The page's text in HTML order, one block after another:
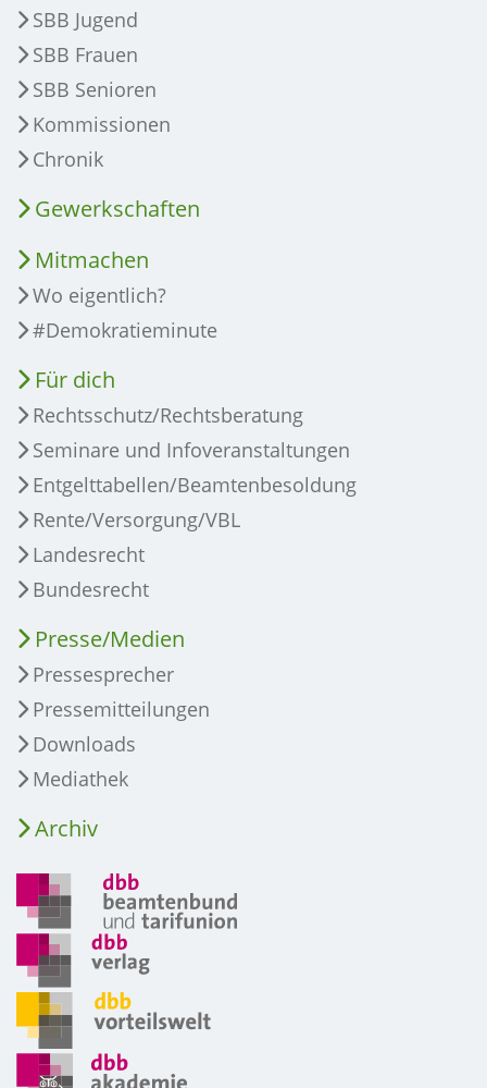
SBB Jugend
SBB Frauen
SBB Senioren
Kommissionen
Chronik
Gewerkschaften
Mitmachen
Wo eigentlich?
#Demokratieminute
Für dich
Rechtsschutz/Rechtsberatung
Seminare und Infoveranstaltungen
Entgelttabellen/Beamtenbesoldung
Rente/Versorgung/VBL
Landesrecht
Bundesrecht
Presse/Medien
Pressesprecher
Pressemitteilungen
Downloads
Mediathek
Archiv